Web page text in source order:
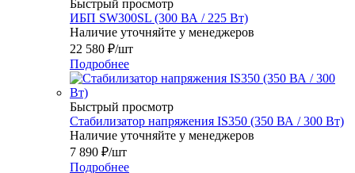
Быстрый просмотр
ИБП SW300SL (300 ВА / 225 Вт)
Наличие уточняйте у менеджеров
22 580 ₽/шт
Подробнее
Быстрый просмотр
Стабилизатор напряжения IS350 (350 ВА / 300 Вт)
Наличие уточняйте у менеджеров
7 890 ₽/шт
Подробнее